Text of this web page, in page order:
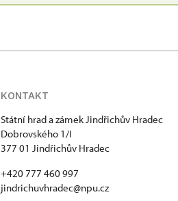
KONTAKT
Státní hrad a zámek Jindřichův Hradec
Dobrovského 1/I
377 01 Jindřichův Hradec
+420 777 460 997
jindrichuvhradec@npu.cz